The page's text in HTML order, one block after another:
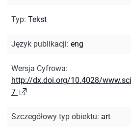
Typ: Tekst
Język publikacji: eng
Wersja Cyfrowa:
http://dx.doi.org/10.4028/
7
Szczegółowy typ obiektu: art